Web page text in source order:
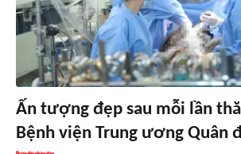
Ấn tượng đẹp sau mỗi lần
Bệnh viện Trung ương Quân